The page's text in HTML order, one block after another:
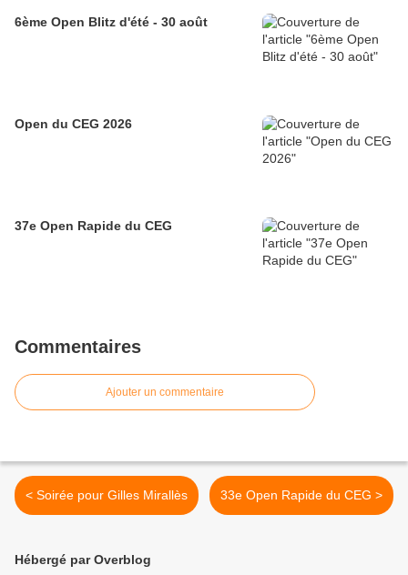
6ème Open Blitz d'été - 30 août
Open du CEG 2026
37e Open Rapide du CEG
Commentaires
Ajouter un commentaire
< Soirée pour Gilles Mirallès 33e Open Rapide du CEG >
Hébergé par Overblog